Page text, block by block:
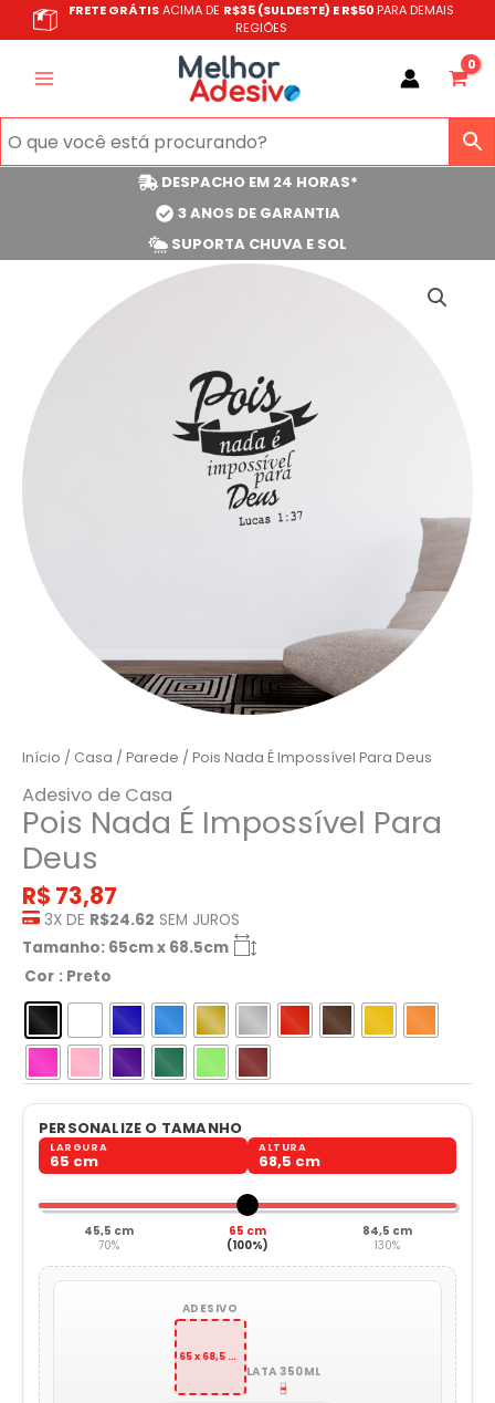
para
FRETE GRÁTISACIMA DE R$35 (SULDESTE) E R$50 PARA DEMAIS
REGIÕES
DESPACHO EM 24 HORAS*
3 ANOS DE GARANTIA
SUPORTA CHUVA E SOL
Início / Casa / Parede / Pois Nada É Impossível Para Deus
Adesivo de Casa
Pois Nada É Impossível Para
Deus
R$ 73,87
3X DE R$24.62 SEM JUROS
Tamanho: 65cm x 68.5cm
Cor : Preto
PERSONALIZE O TAMANHO
LARGURA
65 cm
ALTURA
68,5 cm
45,5 cm
70%
65 cm
(100%)
84,5 cm
130%
ADESIVO
65 x 68,5 cm
LATA 350ML